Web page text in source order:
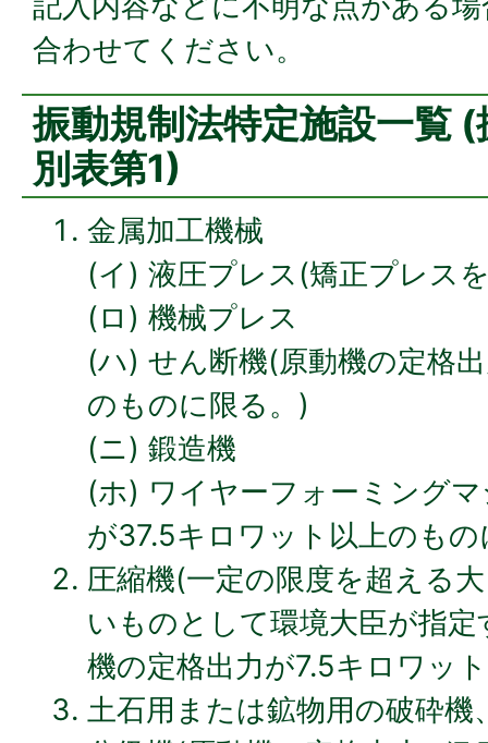
合わせてください。
振動規制法特定施設一覧
別表第1)
金属加工機械
(イ) 液圧プレス(矯正プレス
(ロ) 機械プレス
(ハ) せん断機(原動機の定格
のものに限る。)
(ニ) 鍛造機
(ホ) ワイヤーフォーミング
が37.5キロワット以上のも
圧縮機(一定の限度を超える
いものとして環境大臣が指
機の定格出力が7.5キロワッ
土石用または鉱物用の破砕機